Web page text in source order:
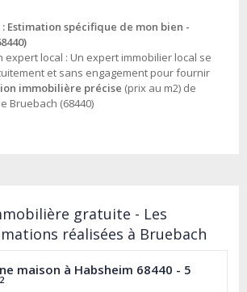
Estimation spécifique de mon bien -
expert local : Un expert immobilier local se
et sans engagement pour fournir
immobilière précise (prix au m2) de
Bruebach (68440)
gratuite - Les
réalisées à Bruebach
maison à Habsheim 68440 - 5
2